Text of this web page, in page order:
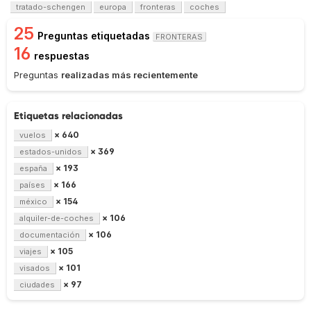
tratado-schengen europa fronteras coches
25 Preguntas etiquetadas FRONTERAS
16 respuestas
Preguntas realizadas más recientemente
Etiquetas relacionadas
vuelos × 640
estados-unidos × 369
españa × 193
países × 166
méxico × 154
alquiler-de-coches × 106
documentación × 106
viajes × 105
visados × 101
ciudades × 97